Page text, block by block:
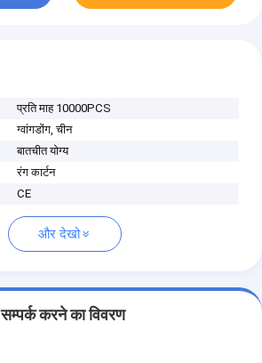
प्रति माह 10000PCS
ग्वांगडोंग, चीन
बातचीत योग्य
रंग कार्टन
CE
और देखो
सम्पर्क करने का विवरण